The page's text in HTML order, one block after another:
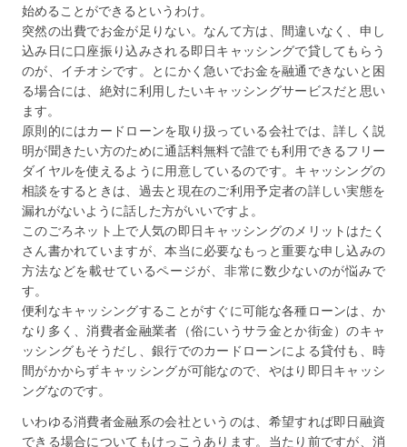
始めることができるというわけ。
突然の出費でお金が足りない。なんて方は、間違いなく、申し
込み日に口座振り込みされる即日キャッシングで貸してもらう
のが、イチオシです。とにかく急いでお金を融通できないと困
る場合には、絶対に利用したいキャッシングサービスだと思い
ます。
原則的にはカードローンを取り扱っている会社では、詳しく説
明が聞きたい方のために通話料無料で誰でも利用できるフリー
ダイヤルを使えるように用意しているのです。キャッシングの
相談をするときは、過去と現在のご利用予定者の詳しい実態を
漏れがないように話した方がいいですよ。
このごろネット上で人気の即日キャッシングのメリットはたく
さん書かれていますが、本当に必要なもっと重要な申し込みの
方法などを載せているページが、非常に数少ないのが悩みで
す。
便利なキャッシングすることがすぐに可能な各種ローンは、か
なり多く、消費者金融業者（俗にいうサラ金とか街金）のキャ
ッシングもそうだし、銀行でのカードローンによる貸付も、時
間がかからずキャッシングが可能なので、やはり即日キャッシ
ングなのです。
いわゆる消費者金融系の会社というのは、希望すれば即日融資
できる場合についてもけっこうあります。当たり前ですが、消